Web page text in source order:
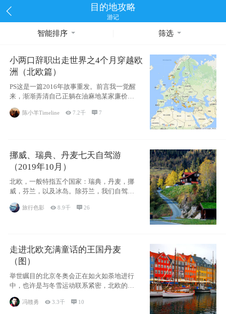
目的地攻略
游记
智能排序 筛选
小两口辞职出走世界之4个月穿越欧
洲（北欧篇）
PS这是一篇2016年故事重发。前言我一觉醒
来，渐渐弄清自己正躺在油麻地某家廉价宾
馆
陈小羊Timeline 7.2千 7
挪威、瑞典、丹麦七天自驾游
（2019年10月）
北欧，一般特指五个国家：瑞典，丹麦，挪
威，芬兰，以及冰岛。除芬兰，我们自驾游
旅行色影 8.9千 26
走进北欧充满童话的王国丹麦
（图）
举世瞩目的北京冬奥会正在如火如荼地进行
中，也许是与冬雪运动联系紧密，北欧的一
些国家因
冯赣勇 3.3千  10